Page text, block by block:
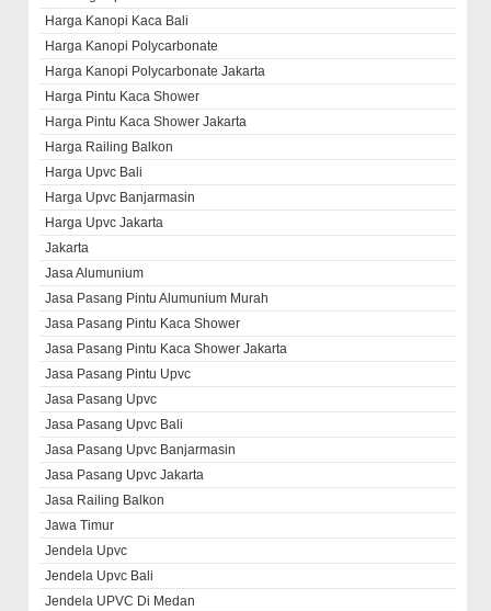
Harga Kanopi Kaca Bali
Harga Kanopi Polycarbonate
Harga Kanopi Polycarbonate Jakarta
Harga Pintu Kaca Shower
Harga Pintu Kaca Shower Jakarta
Harga Railing Balkon
Harga Upvc Bali
Harga Upvc Banjarmasin
Harga Upvc Jakarta
Jakarta
Jasa Alumunium
Jasa Pasang Pintu Alumunium Murah
Jasa Pasang Pintu Kaca Shower
Jasa Pasang Pintu Kaca Shower Jakarta
Jasa Pasang Pintu Upvc
Jasa Pasang Upvc
Jasa Pasang Upvc Bali
Jasa Pasang Upvc Banjarmasin
Jasa Pasang Upvc Jakarta
Jasa Railing Balkon
Jawa Timur
Jendela Upvc
Jendela Upvc Bali
Jendela UPVC Di Medan